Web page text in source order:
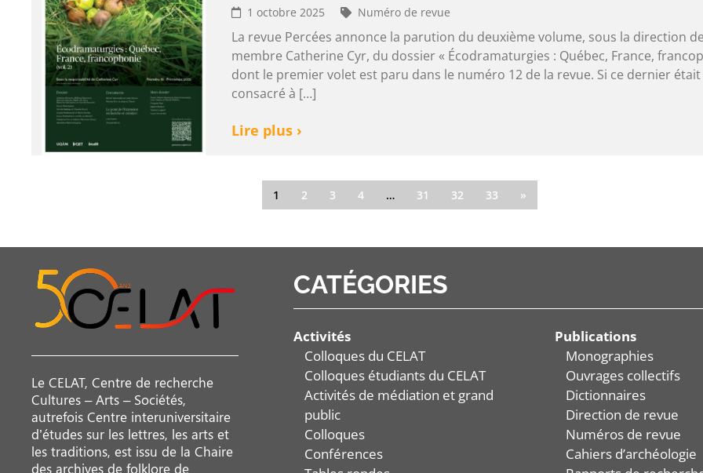
1 octobre 2025 Numéro de revue
La revue Percées annonce la parution du deuxième volume, sous la direction
membre Catherine Cyr, du dossier « Écodramaturgies : Québec, France,
dont le premier volet est paru dans le numéro 12 de la revue. Si ce dernier était
consacré à […]
Lire plus ›
1 2 3 4 … 31 32 33 »
Le CELAT, Centre de recherche
Cultures – Arts – Sociétés,
autrefois Centre interuniversitaire
d’études sur les lettres, les arts et
les traditions, est issu de la Chaire
des archives de folklore de
CATÉGORIES
Activités
Colloques du CELAT
Colloques étudiants du CELAT
Activités de médiation et grand
public
Colloques
Conférences
Publications
Monographies
Ouvrages collectifs
Dictionnaires
Direction de revue
Numéros de revue
Cahiers d’archéologie